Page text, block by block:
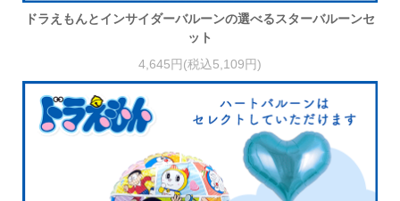
ドラえもんとインサイダーバルーンの選べるスターバルーンセ
ット
4,645円(税込5,109円)